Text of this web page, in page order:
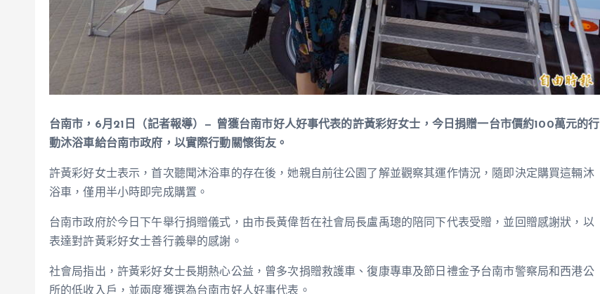
台南市，6月21日（記者報導）— 曾獲台南市好人好事代表的許黃彩好女士，今日捐贈一台市價約100萬元的行
動沐浴車給台南市政府，以實際行動關懷街友。
許黃彩好女士表示，首次聽聞沐浴車的存在後，她親自前往公園了解並觀察其運作情況，隨即決定購買這輛沐
浴車，僅用半小時即完成購置。
台南市政府於今日下午舉行捐贈儀式，由市長黃偉哲在社會局長盧禹璁的陪同下代表受贈，並回贈感謝狀，以
表達對許黃彩好女士善行義舉的感謝。
社會局指出，許黃彩好女士長期熱心公益，曾多次捐贈救護車、復康專車及節日禮金予台南市警察局和西港公
所的低收入戶，並兩度獲選為台南市好人好事代表。